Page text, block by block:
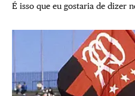
É isso que eu gostaria de dizer